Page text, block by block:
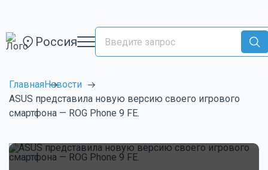
Россия
ГлавнаяНовости
ASUS представила новую версию своего игрового
смартфона — ROG Phone 9 FE.